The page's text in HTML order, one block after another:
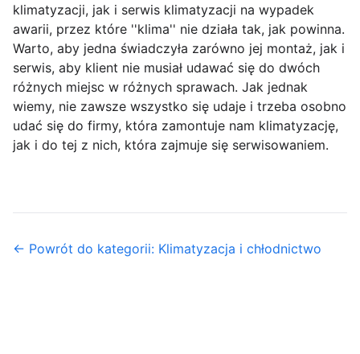
klimatyzacji, jak i serwis klimatyzacji na wypadek
awarii, przez które ''klima'' nie działa tak, jak powinna.
Warto, aby jedna świadczyła zarówno jej montaż, jak i
serwis, aby klient nie musiał udawać się do dwóch
różnych miejsc w różnych sprawach. Jak jednak
wiemy, nie zawsze wszystko się udaje i trzeba osobno
udać się do firmy, która zamontuje nam klimatyzację,
jak i do tej z nich, która zajmuje się serwisowaniem.
← Powrót do kategorii: Klimatyzacja i chłodnictwo